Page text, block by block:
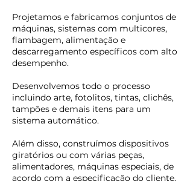
Projetamos e fabricamos conjuntos de
máquinas, sistemas com multicores,
flambagem, alimentação e
descarregamento específicos com alto
desempenho.
Desenvolvemos todo o processo
incluindo arte, fotolitos, tintas, clichês,
tampões e demais itens para um
sistema automático.
Além disso, construímos dispositivos
giratórios ou com várias peças,
alimentadores, máquinas especiais, de
acordo com a especificação do cliente.